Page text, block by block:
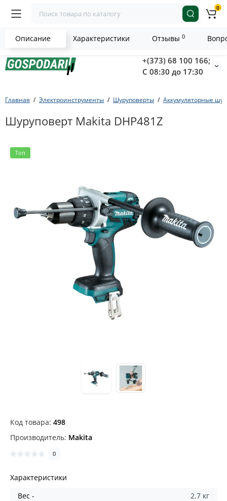
+(373) 68 100 166;
С 08:30 до 17:30
0
Главная Электроинструменты Шуруповерты Аккумуляторные
Шуруповерт Makita DHP481Z
Топ
Код товара: 498
Производитель: Makita
0
Характеристики
Вес -
2.7 кг
Описание Характеристики Отзывы 0